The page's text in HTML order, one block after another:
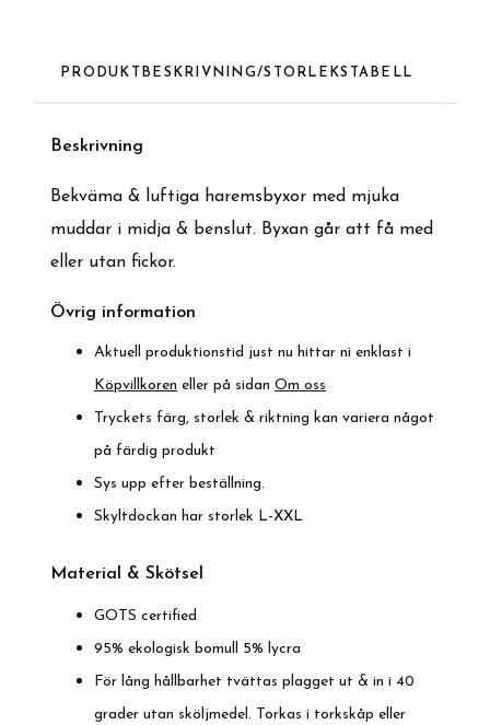
PRODUKTBESKRIVNING/STORLEKSTABELL
Beskrivning
Bekväma & luftiga haremsbyxor med mjuka
muddar i midja & benslut. Byxan går att få med
eller utan fickor.
Övrig information
Aktuell produktionstid just nu hittar ni enklast i
Köpvillkoren eller på sidan Om oss
Tryckets färg, storlek & riktning kan variera något
på färdig produkt
Sys upp efter beställning.
Skyltdockan har storlek L-XXL
Material & Skötsel
GOTS certified
95% ekologisk bomull 5% lycra
För lång hållbarhet tvättas plagget ut & in i 40
grader utan sköljmedel. Torkas i torkskåp eller